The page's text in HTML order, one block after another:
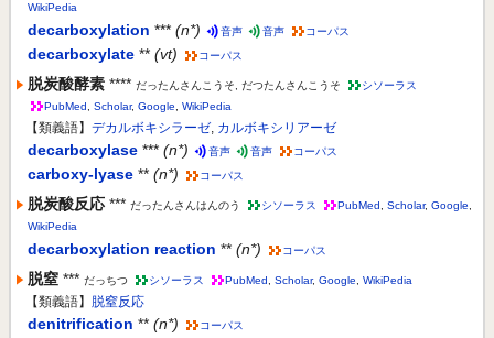
WikiPedia
decarboxylation *** (n*) 音声 音声 コーパス
decarboxylate ** (vt) コーパス
脱炭酸酵素 **** だったんさんこうそ, だつたんさんこうそ
シソーラス
PubMed
Scholar, Google WikiPedia
【類義語】 デカルボキシラーゼ, カルボキシリアーゼ
decarboxylase *** (n*) 音声 音声 コーパス
carboxy-lyase ** (n*) コーパス
脱炭酸反応 *** だったんさんはんのう シソーラス PubMed Scholar, Google
WikiPedia
decarboxylation reaction ** (n*) コーパス
脱窒 *** だっちつ シソーラス PubMed Scholar, Google WikiPedia
【類義語】 脱窒反応
denitrification ** (n*) コーパス